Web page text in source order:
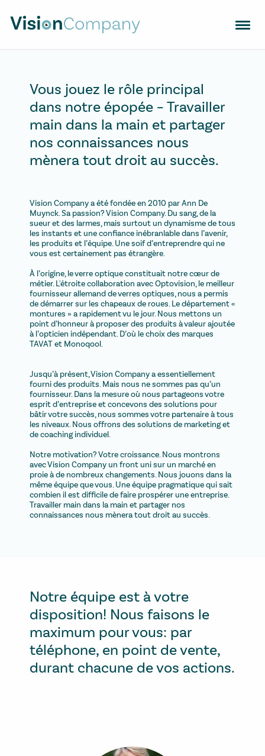
APPAREILS
CHERCHEZ UN OPTICIEN
TENDANCES
CONTACT
NL EN FR
Vous jouez le rôle principal
dans notre épopée – Travailler
main dans la main et partager
nos connaissances nous
mènera tout droit au succès.
Vision Company a été fondée en 2010 par Ann De
Muynck. Sa passion? Vision Company. Du sang, de la
sueur et des larmes, mais surtout un dynamisme de tous
les instants et une confiance inébranlable dans l’avenir,
les produits et l’équipe. Une soif d’entreprendre qui ne
vous est certainement pas étrangère.
À l’origine, le verre optique constituait notre cœur de
métier. L'étroite collaboration avec Optovision, le meilleur
fournisseur allemand de verres optiques, nous a permis
de démarrer sur les chapeaux de roues. Le département «
montures » a rapidement vu le jour. Nous mettons un
point d’honneur à proposer des produits à valeur ajoutée
à l’opticien indépendant. D’où le choix des marques
TAVAT et Monoqool.
Jusqu’à présent, Vision Company a essentiellement
fourni des produits. Mais nous ne sommes pas qu’un
fournisseur. Dans la mesure où nous partageons votre
esprit d’entreprise et concevons des solutions pour
bâtir votre succès, nous sommes votre partenaire à tous
les niveaux. Nous offrons des solutions de marketing et
de coaching individuel.
Notre motivation? Votre croissance. Nous montrons
avec Vision Company un front uni sur un marché en
proie à de nombreux changements. Nous jouons dans la
même équipe que vous. Une équipe pragmatique qui sait
combien il est difficile de faire prospérer une entreprise.
Travailler main dans la main et partager nos
connaissances nous mènera tout droit au succès.
Notre équipe est à votre
disposition! Nous faisons le
maximum pour vous: par
téléphone, en point de vente,
durant chacune de vos actions.